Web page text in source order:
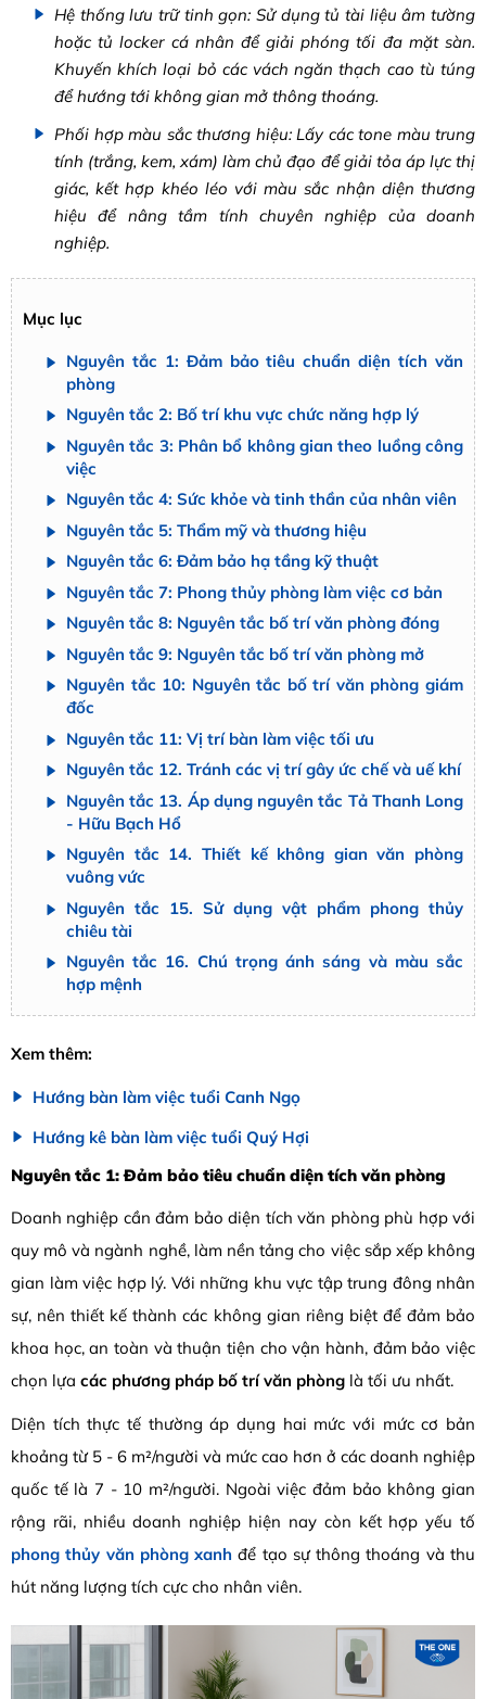
Hệ thống lưu trữ tinh gọn: Sử dụng tủ tài liệu âm tường
hoặc tủ locker cá nhân để giải phóng tối đa mặt sàn.
Khuyến khích loại bỏ các vách ngăn thạch cao tù túng
để hướng tới không gian mở thông thoáng.
Phối hợp màu sắc thương hiệu: Lấy các tone màu trung
tính (trắng, kem, xám) làm chủ đạo để giải tỏa áp lực thị
giác, kết hợp khéo léo với màu sắc nhận diện thương
hiệu để nâng tầm tính chuyên nghiệp của doanh
nghiệp.
Mục lục
Nguyên tắc 1: Đảm bảo tiêu chuẩn diện tích văn
phòng
Nguyên tắc 2: Bố trí khu vực chức năng hợp lý
Nguyên tắc 3: Phân bổ không gian theo luồng công
việc
Nguyên tắc 4: Sức khỏe và tinh thần của nhân viên
Nguyên tắc 5: Thẩm mỹ và thương hiệu
Nguyên tắc 6: Đảm bảo hạ tầng kỹ thuật
Nguyên tắc 7: Phong thủy phòng làm việc cơ bản
Nguyên tắc 8: Nguyên tắc bố trí văn phòng đóng
Nguyên tắc 9: Nguyên tắc bố trí văn phòng mở
Nguyên tắc 10: Nguyên tắc bố trí văn phòng giám
đốc
Nguyên tắc 11: Vị trí bàn làm việc tối ưu
Nguyên tắc 12. Tránh các vị trí gây ức chế và uế khí
Nguyên tắc 13. Áp dụng nguyên tắc Tả Thanh Long
- Hữu Bạch Hổ
Nguyên tắc 14. Thiết kế không gian văn phòng
vuông vức
Nguyên tắc 15. Sử dụng vật phẩm phong thủy
chiêu tài
Nguyên tắc 16. Chú trọng ánh sáng và màu sắc
hợp mệnh
Xem thêm:
Hướng bàn làm việc tuổi Canh Ngọ
Hướng kê bàn làm việc tuổi Quý Hợi
Nguyên tắc 1: Đảm bảo tiêu chuẩn diện tích văn phòng
Doanh nghiệp cần đảm bảo diện tích văn phòng phù hợp với
quy mô và ngành nghề, làm nền tảng cho việc sắp xếp không
gian làm việc hợp lý. Với những khu vực tập trung đông nhân
sự, nên thiết kế thành các không gian riêng biệt để đảm bảo
khoa học, an toàn và thuận tiện cho vận hành, đảm bảo việc
chọn lựa các phương pháp bố trí văn phòng là tối ưu nhất.
Diện tích thực tế thường áp dụng hai mức với mức cơ bản
khoảng từ 5 - 6 m²/người và mức cao hơn ở các doanh nghiệp
quốc tế là 7 - 10 m²/người. Ngoài việc đảm bảo không gian
rộng rãi, nhiều doanh nghiệp hiện nay còn kết hợp yếu tố
phong thủy văn phòng xanh để tạo sự thông thoáng và thu
hút năng lượng tích cực cho nhân viên.